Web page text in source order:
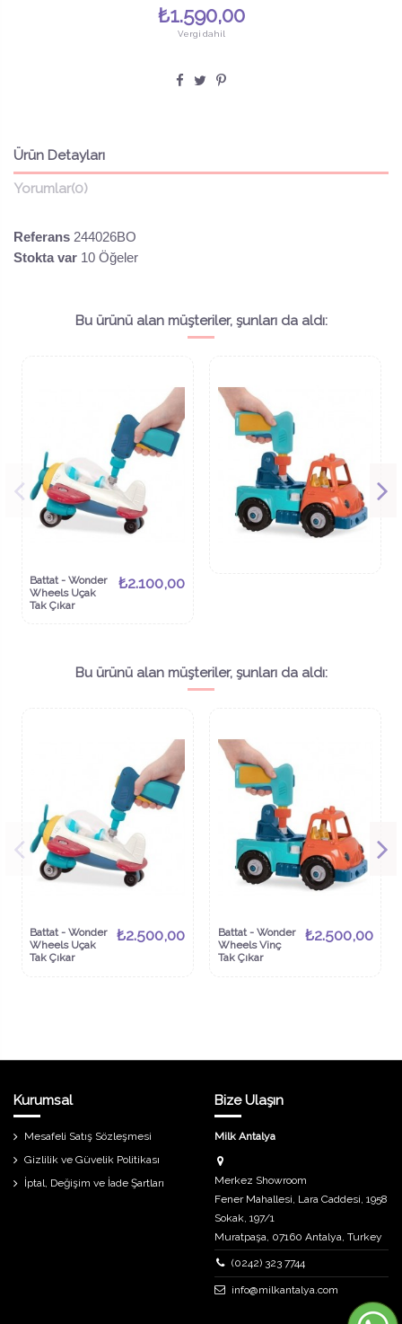
₺1.590,00
Vergi dahil
Ürün Detayları
Yorumlar(0)
Referans 244026BO
Stokta var 10 Öğeler
Bu ürünü alan müşteriler, şunları da aldı:
Battat - Wonder
Wheels Uçak
Tak Çıkar
₺2.100,00
Bu ürünü alan müşteriler, şunları da aldı:
Battat - Wonder
Wheels Uçak
Tak Çıkar
₺2.500,00
Battat - Wonder
Wheels Vinç
Tak Çıkar
₺2.500,00
Kurumsal
Mesafeli Satış Sözleşmesi
Gizlilik ve Güvelik Politikası
İptal, Değişim ve İade Şartları
Bize Ulaşın
Milk Antalya
Merkez Showroom
Fener Mahallesi, Lara Caddesi, 1958
Sokak, 197/1
Muratpaşa, 07160 Antalya, Turkey
(0242) 323 7744
info@milkantalya.com